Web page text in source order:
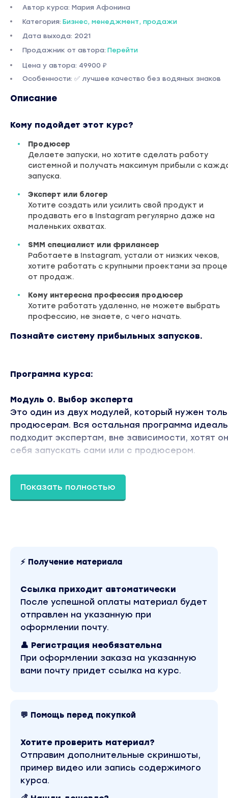
Автор курса: Мария Афонина
Категория: Бизнес, менеджмент, продажи
Дата выхода: 2021
Продажник от автора: Перейти
Цена у автора: 49900 ₽
Особенности: ✅ лучшее качество без водяных знаков
Описание
Кому подойдет этот курс?
Продюсер
Делаете запуски, но хотите сделать работу
системной и получать максимум прибыли с
запуска.
Эксперт или блогер
Хотите создать или усилить свой продукт и
продавать его в Instagram регулярно даже на
маленьких охватах.
SMM специалист или фрилансер
Работаете в Instagram, устали от низких чеков,
хотите работать с крупными проектами за
от продаж.
Кому интересна профессия продюсер
Хотите работать удаленно, не можете выбрать
профессию, не знаете, с чего начать.
Познайте систему прибыльных запусков.
Программа курса:
Модуль 0. Выбор эксперта
Это один из двух модулей, который нужен
продюсерам. Вся остальная программа
подходит экспертам, вне зависимости, хотят
себя запускать сами или с продюсером.
УРОКИ:
— Распаковка себя и своих сильных сторон:
бренд продюсера
отказаться
— Как упаковать свой кейс продюсера
— Законные запуски: как сделать все
сэкономить на налогах
БОНУСЫ:
• Таблица: распаковка личности продюсера
Вы выберете эксперта с аудиторией для
который подходит и откликается именно вам, и
предложите ему пошаговый план работы.
Модуль 1. Выбор продукта
Показать полностью
⚡ Получение материала
Ссылка приходит автоматически
После успешной оплаты материал будет
отправлен на указанную при
оформлении почту.
👤 Регистрация необязательна
При оформлении заказа на указанную
вами почту придет ссылка на курс.
💬 Помощь перед покупкой
Хотите проверить материал?
Отправим дополнительные скриншоты,
пример видео или запись содержимого
курса.